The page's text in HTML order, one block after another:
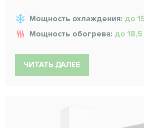
Мощность охлаждения: до
Мощность обогрева: до
ЧИТАТЬ ДАЛЕЕ